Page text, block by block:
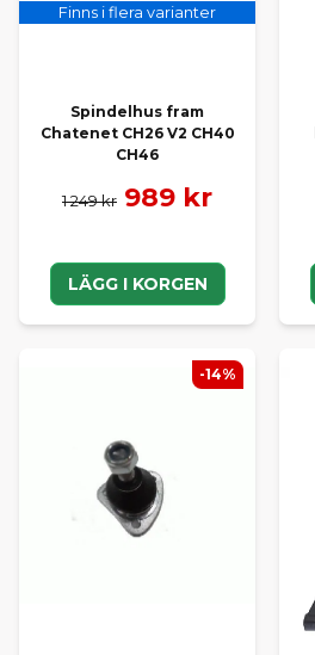
Finns i flera varianter
Spindelhus fram
Chatenet CH26 V2 CH40
CH46
1 249 kr 989 kr
LÄGG I KORGEN
-14%